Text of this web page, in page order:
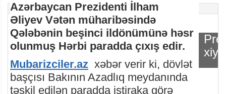
Azərbaycan Prezidenti İlham
Əliyev Vətən müharibəsində
Qələbənin beşinci ildönümünə həsr
olunmuş Hərbi paradda çıxış edir.
Mubarizciler.az xəbər verir ki, dövlət
başçısı Bakının Azadlıq meydanında
təşkil edilən paradda iştiraka görə